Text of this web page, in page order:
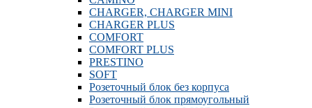
CHARGER, CHARGER MINI
CHARGER PLUS
COMFORT
COMFORT PLUS
PRESTINO
SOFT
Розеточный блок без корпуса
Розеточный блок прямоугольный